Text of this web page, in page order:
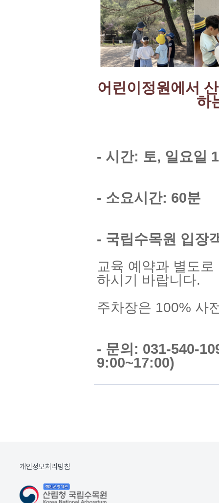
어린이정원에서
하
- 시간: 토, 일요일
- 소요시간: 60분
- 국립수목원 입장
교육 예약과 별도
하시기 바랍니다.
주차장은 100% 사
- 문의: 031-540-
9:00~17:00)
개인정보처리방침